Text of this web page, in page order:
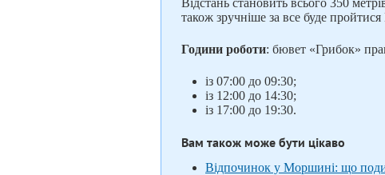
Відстань становить всього 350
також зручніше за все буде
Години роботи: бювет «Грибок»
із 07:00 до 09:30;
із 12:00 до 14:30;
із 17:00 до 19:30.
Вам також може бути цікаво
Відпочинок у Моршині: що